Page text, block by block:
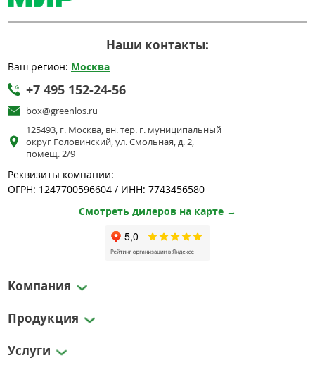
Наши контакты:
Ваш регион: Москва
+7 495 152-24-56
box@greenlos.ru
125493, г. Москва, вн. тер. г. муниципальный
округ Головинский, ул. Смольная, д. 2,
помещ. 2/9
Реквизиты компании:
ОГРН: 1247700596604 / ИНН: 7743456580
Смотреть дилеров на карте →
Компания
Продукция
Услуги